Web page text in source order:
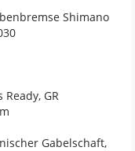
Shimano
GR
Gabelschaft,